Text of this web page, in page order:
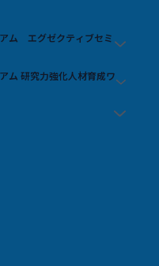
ム エグゼクティブセミ
ム 研究力強化人材育成ワ